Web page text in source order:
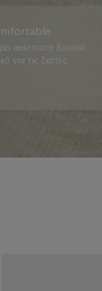
απίστευτη δροσιά
για τις ζεστές